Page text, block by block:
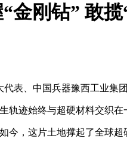
金刚钻” 敢
、中国兵器豫西工业集
迹始终与超硬材料交织在
，这片土地撑起了全球超